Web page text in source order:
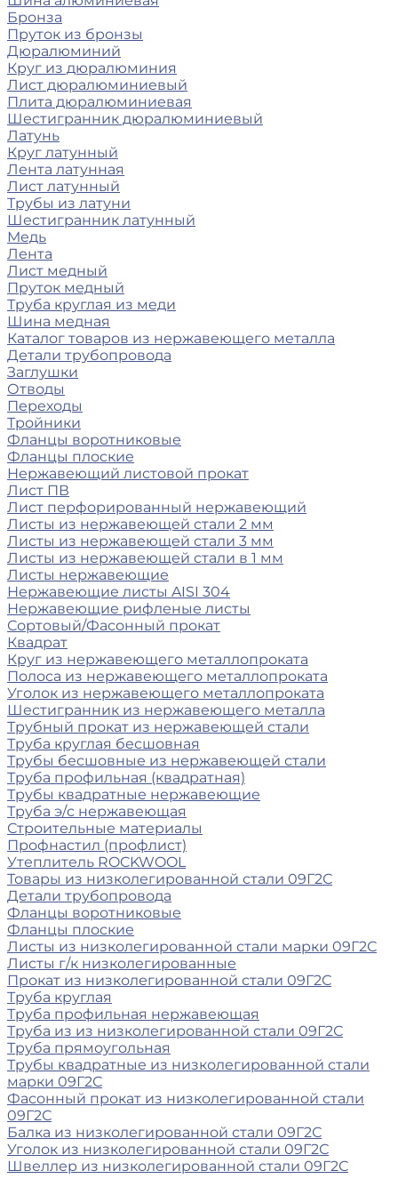
Бронза
Пруток из бронзы
Дюралюминий
Круг из дюралюминия
Лист дюралюминиевый
Плита дюралюминиевая
Шестигранник дюралюминиевый
Латунь
Круг латунный
Лента латунная
Лист латунный
Трубы из латуни
Шестигранник латунный
Медь
Лента
Лист медный
Пруток медный
Труба круглая из меди
Шина медная
Каталог товаров из нержавеющего металла
Детали трубопровода
Заглушки
Отводы
Переходы
Тройники
Фланцы воротниковые
Фланцы плоские
Нержавеющий листовой прокат
Лист ПВ
Лист перфорированный нержавеющий
Листы из нержавеющей стали 2 мм
Листы из нержавеющей стали 3 мм
Листы из нержавеющей стали в 1 мм
Листы нержавеющие
Нержавеющие листы AISI 304
Нержавеющие рифленые листы
Сортовый/Фасонный прокат
Квадрат
Круг из нержавеющего металлопроката
Полоса из нержавеющего металлопроката
Уголок из нержавеющего металлопроката
Шестигранник из нержавеющего металла
Трубный прокат из нержавеющей стали
Труба круглая бесшовная
Трубы бесшовные из нержавеющей стали
Труба профильная (квадратная)
Трубы квадратные нержавеющие
Труба э/с нержавеющая
Строительные материалы
Профнастил (профлист)
Утеплитель ROCKWOOL
Товары из низколегированной стали 09Г2С
Детали трубопровода
Фланцы воротниковые
Фланцы плоские
Листы из низколегированной стали марки 09Г2С
Листы г/к низколегированные
Прокат из низколегированной стали 09Г2С
Труба круглая
Труба профильная нержавеющая
Труба из из низколегированной стали 09Г2С
Труба прямоугольная
Трубы квадратные из низколегированной стали
марки 09Г2С
Фасонный прокат из низколегированной стали
09Г2С
Балка из низколегированной стали 09Г2С
Уголок из низколегированной стали 09Г2С
Швеллер из низколегированной стали 09Г2С